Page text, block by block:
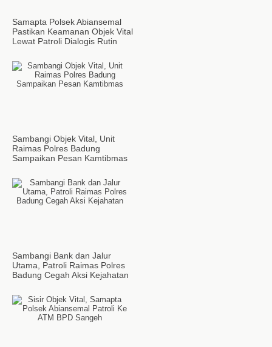
Samapta Polsek Abiansemal
Pastikan Keamanan Objek Vital
Lewat Patroli Dialogis Rutin
Sambangi Objek Vital, Unit
Raimas Polres Badung
Sampaikan Pesan Kamtibmas
Sambangi Bank dan Jalur
Utama, Patroli Raimas Polres
Badung Cegah Aksi Kejahatan